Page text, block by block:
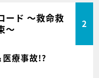
ード ～救命救
～
2
療事故!?